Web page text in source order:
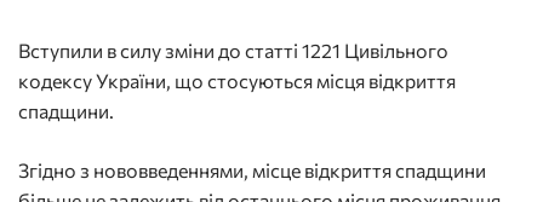
Вступили в силу зміни до статті 1221 Цивільного
кодексу України, що стосуються місця відкриття
спадщини.
Згідно з нововведеннями, місце відкриття спадщини